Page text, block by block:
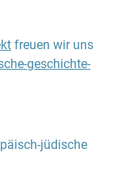
freuen wir uns
geschichte-
jüdische